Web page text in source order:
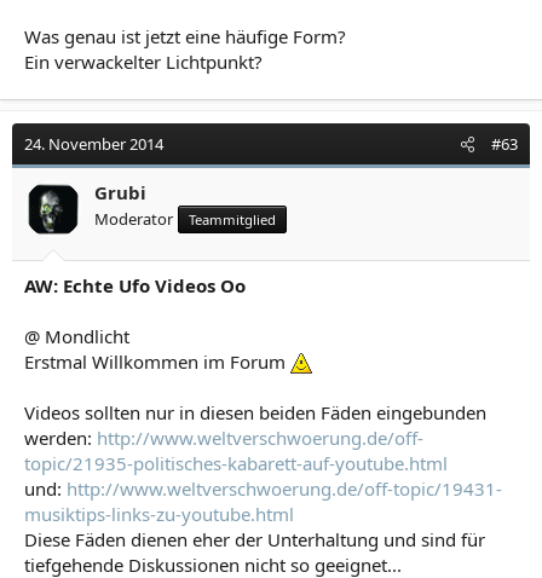
Was genau ist jetzt eine häufige Form?
Ein verwackelter Lichtpunkt?
24. November 2014 #63
Grubi
Moderator Teammitglied
AW: Echte Ufo Videos Oo
@ Mondlicht
Erstmal Willkommen im Forum
Videos sollten nur in diesen beiden Fäden eingebunden
werden: http://www.weltverschwoerung.de/off-
topic/21935-politisches-kabarett-auf-youtube.html
und: http://www.weltverschwoerung.de/off-topic/19431-
musiktips-links-zu-youtube.html
Diese Fäden dienen eher der Unterhaltung und sind für
tiefgehende Diskussionen nicht so geeignet...